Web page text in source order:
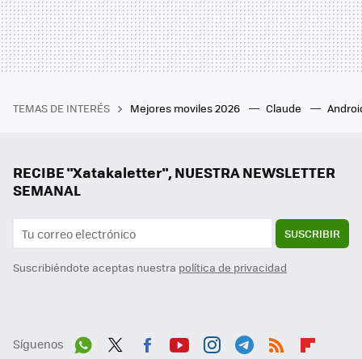
TEMAS DE INTERÉS Mejores moviles 2026 Claude
RECIBE "Xatakaletter", NUESTRA NEWSLETTER
SEMANAL
SUSCRIBIR
Suscribiéndote aceptas nuestra política de privacidad
Síguenos